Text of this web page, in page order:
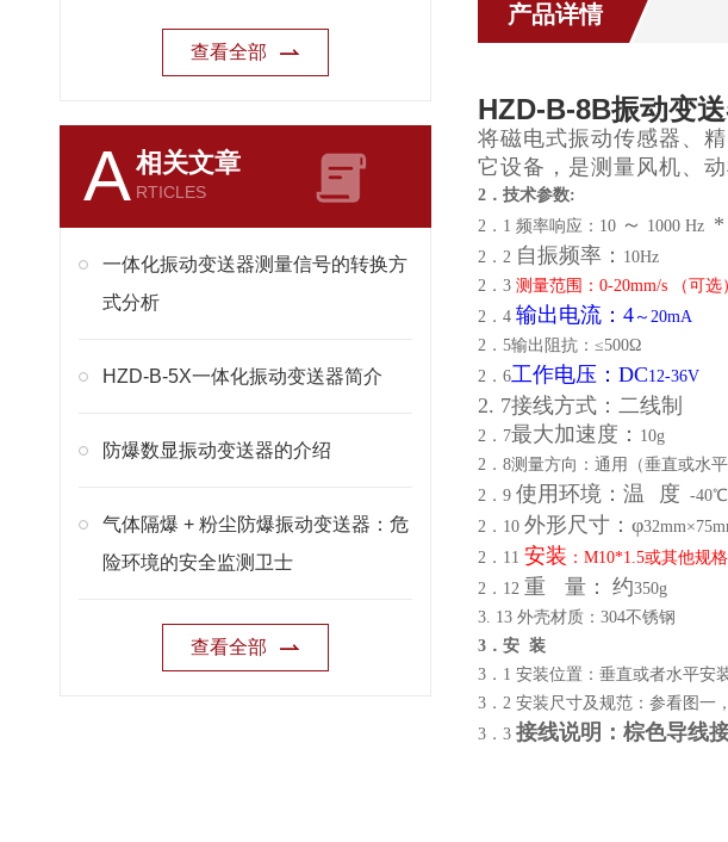
查看全部
A相关文章
RTICLES
一体化振动变送器测量信号的转换方
式分析
HZD-B-5X一体化振动变送器简介
防爆数显振动变送器的介绍
气体隔爆 + 粉尘防爆振动变送器：危
险环境的安全监测卫士
查看全部
产品详情
HZD-B-8B振动变
将磁电式振动传感器、
它设备，是测量风机、
2．技术参数:
2．1 频率响应：10 ～ 1000 Hz
2．2 自振频率： 10Hz
2．3 测量范围：0-20mm/s （可选
2．4 输出电流：4 ～20mA
2．5输出阻抗：≤500Ω
2．6工作电压：DC12-36V
2. 7接线方式：二线制
2．7最大加速度： 10g
2．8测量方向：通用（垂直或水平
2．9 使用环境：温 度 -
2．10 外形尺寸：φ
2．11 安装 ：M10*1.5或其他规格
2．12 重 量： 约350g
3. 13 外壳材质：304不锈钢
3．安 装
3．1 安装位置：垂直或者水平安
3．2 安装尺寸及规范：参看图一
3．3 接线说明：棕色导线